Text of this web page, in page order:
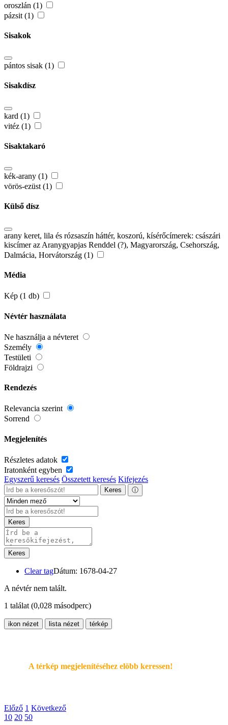
oroszlán (1)
pázsit (1)
Sisakok
pántos sisak (1)
Sisakdísz
kard (1)
vitéz (1)
Sisaktakaró
kék-arany (1)
vörös-ezüst (1)
Külső dísz
arany keret, lila és rózsaszín háttér, koszorú, kísérőcímerek: császári
kiscímer az Aranygyapjas Renddel (?), Magyarország, Csehország,
Dalmácia, Horvátország (1)
Média
Kép (1 db)
Névtér használata
Ne használja a névteret
Személy
Testületi
Földrajzi
Rendezés
Relevancia szerint
Sorrend
Megjelenítés
Részletes adatok
Iratonként egyben
Egyszerű keresés Összetett keresés Kifejezés
Keres ⓘ
Keres
Keres
Clear tagDátum: 1678-04-27
A névtér nem talált.
1 találat (0,028 másodperc)
ikon nézet lista nézet térkép
A térkép megjelenítéséhez elöbb keressen!
Előző 1 Következő
10 20 50